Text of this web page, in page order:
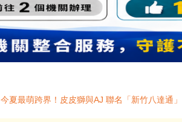
今夏最萌跨界！皮皮獅與AJ 聯名「新竹八達